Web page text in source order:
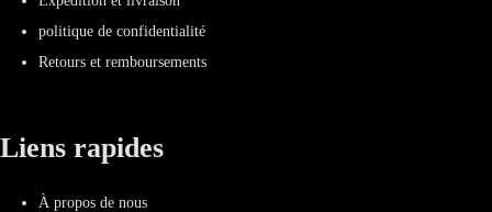
politique de confidentialité
Retours et remboursements
Liens rapides
À propos de nous